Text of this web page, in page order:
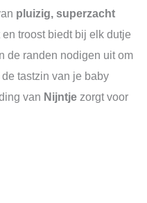
pluizig, superzacht
troost biedt bij elk dutje
de randen nodigen uit om
tastzin van je baby
van Nijntje zorgt voor